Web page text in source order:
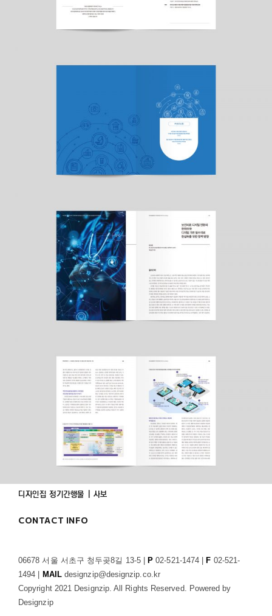
디자인집 정기간행물 | 사보
CONTACT INFO
06678 서울 서초구 청두곶8길 13-5 | P 02-521-1474 | F 02-521-
1494 |
MAIL designzip@designzip.co.kr
Copyright 2021 Designzip. All Rights Reserved. Powered by
Designzip